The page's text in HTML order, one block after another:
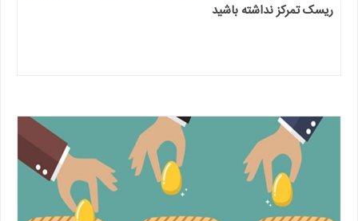
ریسک تمرکز نداشته باشید